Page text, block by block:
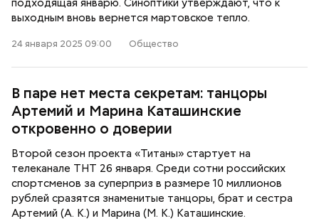
подходящая январю. Синоптики утверждают, что к
выходным вновь вернется мартовское тепло.
24 января 2025 09:00 Общество
В паре нет места секретам: танцоры
Артемий и Марина Каташинские
откровенно о доверии
Второй сезон проекта «Титаны» стартует на
телеканале ТНТ 26 января. Среди сотни российских
спортсменов за суперприз в размере 10 миллионов
рублей сразятся знаменитые танцоры, брат и сестра
Артемий (А. К.) и Марина (М. К.) Каташинские.